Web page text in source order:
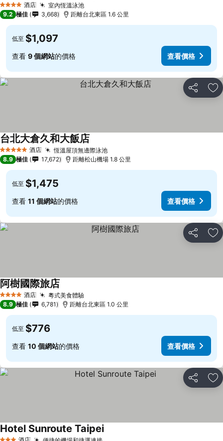
4 星級 酒店 室內恆溫泳池
9.2 極佳 3,668 距離台北東區 1.6 公里
低至 $1,097
查看 9 個網站的價格 查看價格
分享 放
5 星級 酒店 恆溫屋頂無邊際泳池
台北大倉久和大飯店
8.9 極佳 17,672 距離松山機場 1.8 公里
低至 $1,475
查看 11 個網站的價格 查看價格
分享 放
4 星級 酒店 粵式美食體驗
阿樹國際旅店
8.9 極佳 6,781 距離台北東區 1.0 公里
低至 $776
查看 10 個網站的價格 查看價格
分享 放
酒店
Hotel Sunroute Taipei